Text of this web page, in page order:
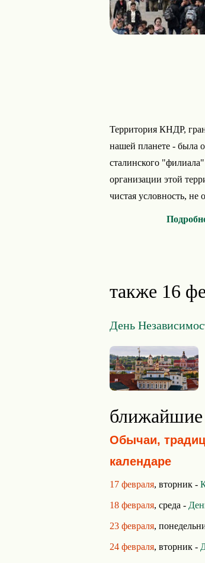
Территория КНДР,
нашей планете - была
сталинского
организации этой
чистая условность,
также 16
День
Обычаи,
календаре
17 февраля, вторник -
18 февраля, среда -
23 февраля,
24 февраля, вторник -